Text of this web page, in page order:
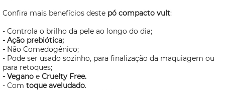
Confira mais benefícios deste pó compacto vult:
- Controla o brilho da pele ao longo do dia;
- Ação prebiótica;
- Não Comedogênico;
- Pode ser usado sozinho, para finalização da maquiagem ou
para retoques;
- Vegano e Cruelty Free.
- Com toque aveludado.